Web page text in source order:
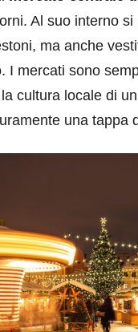
Al suo interno
ma anche
I mercati sono
cultura locale di
una tappa